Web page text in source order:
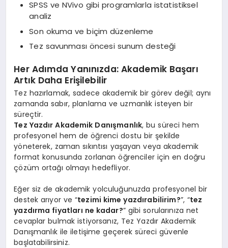
SPSS ve NVivo gibi programlarla istatistiksel
analiz
Son okuma ve biçim düzenleme
Tez savunması öncesi sunum desteği
Her Adımda Yanınızda: Akademik Başarı
Artık Daha Erişilebilir
Tez hazırlamak, sadece akademik bir görev değil; aynı
zamanda sabır, planlama ve uzmanlık isteyen bir
süreçtir.
Tez Yazdır Akademik Danışmanlık, bu süreci hem
profesyonel hem de öğrenci dostu bir şekilde
yöneterek, zaman sıkıntısı yaşayan veya akademik
format konusunda zorlanan öğrenciler için en doğru
çözüm ortağı olmayı hedefliyor.
Eğer siz de akademik yolculuğunuzda profesyonel bir
destek arıyor ve “tezimi kime yazdırabilirim?”, “tez
yazdırma fiyatları ne kadar?” gibi sorularınıza net
cevaplar bulmak istiyorsanız, Tez Yazdır Akademik
Danışmanlık ile iletişime geçerek süreci güvenle
başlatabilirsiniz.